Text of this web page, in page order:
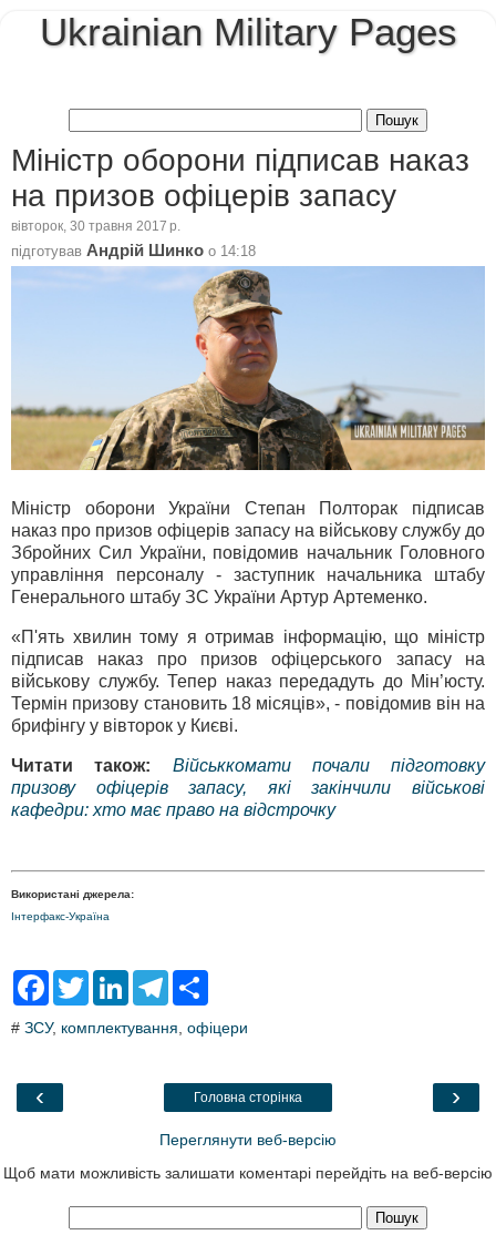
Ukrainian Military Pages
Міністр оборони підписав наказ
на призов офіцерів запасу
вівторок, 30 травня 2017 р.
підготував Андрій Шинко о 14:18
Міністр оборони України Степан Полторак підписав
наказ про призов офіцерів запасу на військову службу до
Збройних Cил України, повідомив начальник Головного
управління персоналу - заступник начальника штабу
Генерального штабу ЗС України Артур Артеменко.
«П'ять хвилин тому я отримав інформацію, що міністр
підписав наказ про призов офіцерського запасу на
військову службу. Тепер наказ передадуть до Мін’юсту.
Термін призову становить 18 місяців», - повідомив він на
брифінгу у вівторок у Києві.
Читати також:
Військкомати почали підготовку
призову офіцерів запасу, які закінчили військові
кафедри: хто має право на відстрочку
Використані джерела:
Інтерфакс-Україна
F
e
o
T
t
L
k
T
e
a
r
# ЗСУ, комплектування офіцери
‹ ›
Головна сторінка
Переглянути веб-версію
Щоб мати можливість залишати коментарі перейдіть на веб-версію